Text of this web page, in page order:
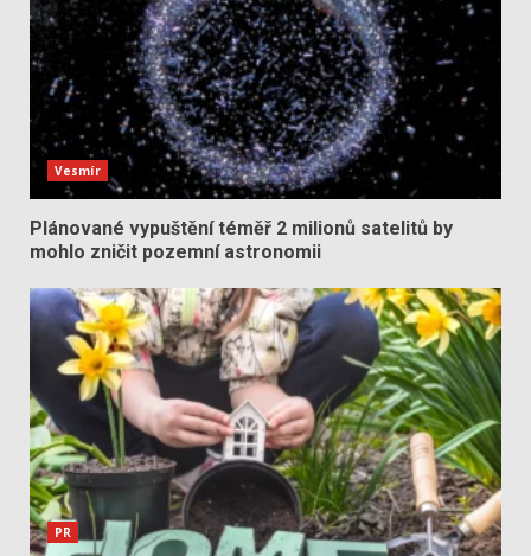
Vesmír
Plánované vypuštění téměř 2 milionů satelitů by
mohlo zničit pozemní astronomii
PR